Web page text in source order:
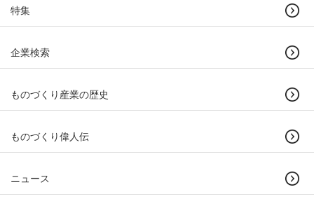
特集
企業検索
ものづくり産業の歴史
ものづくり偉人伝
ニュース